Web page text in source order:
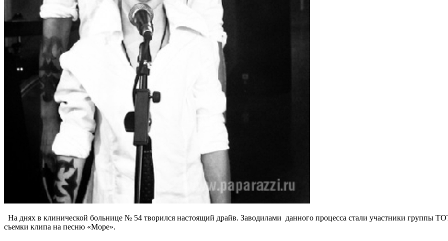
На днях в клинической больнице № 54 творился настоящий драйв. Заводилами данного процесса стали участники группы
съемки клипа на песню «Море».